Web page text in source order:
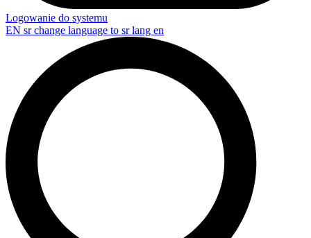
Logowanie do systemu
EN sr change language to sr lang en